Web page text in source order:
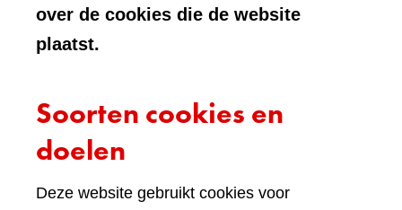
over de cookies die de website
plaatst.
Soorten cookies en
doelen
Deze website gebruikt cookies voor